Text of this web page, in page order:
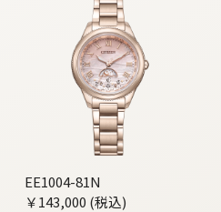
EE1004-81N
￥143,000 (税込)